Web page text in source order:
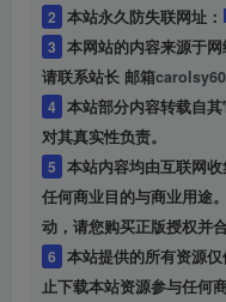
2 本站永久防失联网址：
3 本网站的内容来源于
请联系站长 邮箱
4 本站部分内容转载自
对其真实性负责。
5
任何商业目的与商业用途
动，请您购买正版授权并合
6 本站提供的所有资源
止下载本站资源参与任何